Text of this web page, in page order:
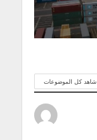
شاهد كل الموضوعات